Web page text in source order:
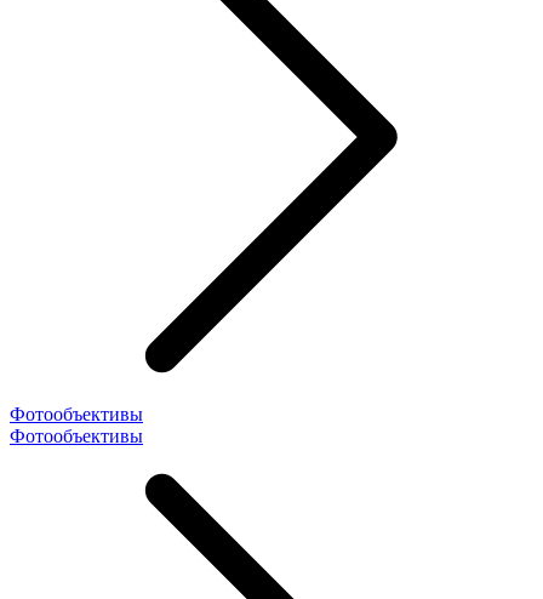
Фотообъективы
Фотообъективы